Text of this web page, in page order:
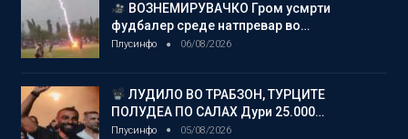
ВОЗНЕМИРУВАЧКО Гром усмрти
фудбалер среде натпревар во…
Плусинфо 06/08/2026
ЛУДИЛО ВО ТРАБЗОН, ТУРЦИТЕ
ПОЛУДЕА ПО САЛАХ Дури 25.000…
Плусинфо 05/08/2026